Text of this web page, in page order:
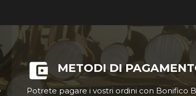
METODI DI
Potrete pagare i vostri ordini con Bonifico